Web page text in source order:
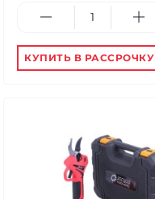
КУПИТЬ В РАССРОЧКУ